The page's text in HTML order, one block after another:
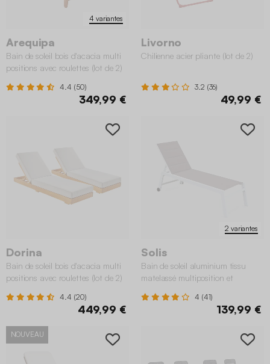
4 variantes
Arequipa
Bain de soleil bois d'acacia multi
positions avec roulettes (lot de 2)
4.4 (50)
349,99 €
Livorno
Chilienne acier pliante (lot de 2)
3.2 (36)
49,99 €
Dorina
Bain de soleil bois d'acacia multi
positions avec roulettes (lot de 2)
4.4 (20)
449,99 €
2 variantes
Solis
Bain de soleil aluminium tissu
matelassé multiposition et
4 (41)
139,99 €
NOUVEAU